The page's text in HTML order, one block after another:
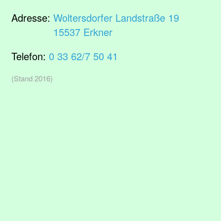
Adresse: Woltersdorfer Landstraße 19
15537 Erkner
Telefon: 0 33 62/7 50 41
(Stand 2016)